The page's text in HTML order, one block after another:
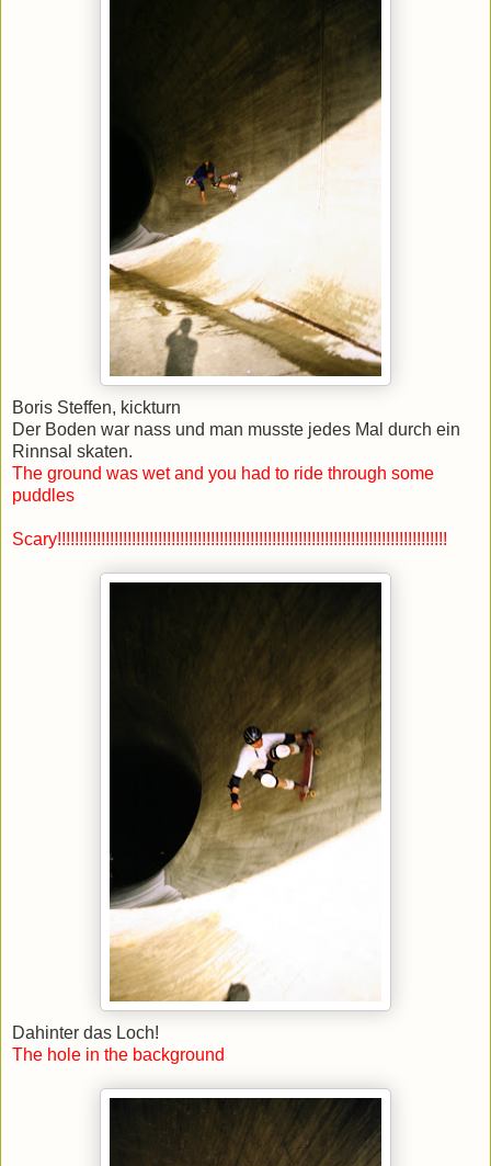
Boris Steffen, kickturn
Der Boden war nass und man musste jedes Mal durch ein
Rinnsal skaten.
The ground was wet and you had to ride through some
puddles
Scary!!!!!!!!!!!!!!!!!!!!!!!!!!!!!!!!!!!!!!!!!!!!!!!!!!!!!!!!!!!!!!!!!!!!!!!!!!!!!!!!!!!!!!!!!
Dahinter das Loch!
The hole in the background